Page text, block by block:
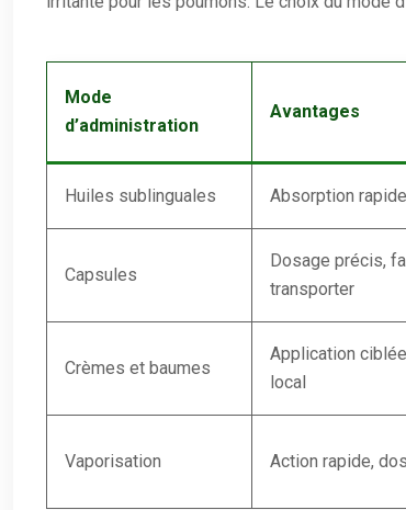
Mode
d’administration
Avantages
Huiles sublinguales Absorption
Capsules
Dosage précis,
transporter
Crèmes et baumes
Application
local
Vaporisation Action rapide,